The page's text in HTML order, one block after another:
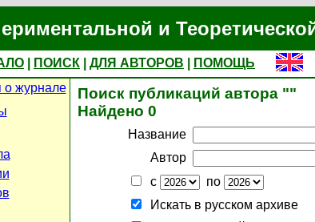
и
ПОИСК ДЛЯ АВТОРОВ
ПОМОЩЬ
журнале
Поиск публикаций автора ""
Найдено 0
Название
Автор
с
по
Искать в русском архиве